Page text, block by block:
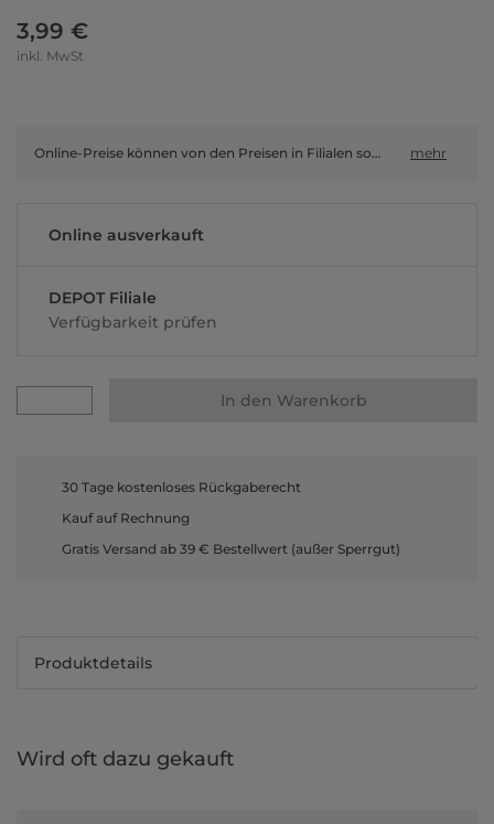
3,99 €
inkl. MwSt
Online-Preise können von den Preisen in Filialen sowie Shop-in-Shop-Flächen abweichen. mehr
Online ausverkauft
DEPOT Filiale
Verfügbarkeit prüfen
In den Warenkorb
30 Tage kostenloses Rückgaberecht
Kauf auf Rechnung
Gratis Versand ab 39 € Bestellwert (außer Sperrgut)
Produktdetails
Wird oft dazu gekauft